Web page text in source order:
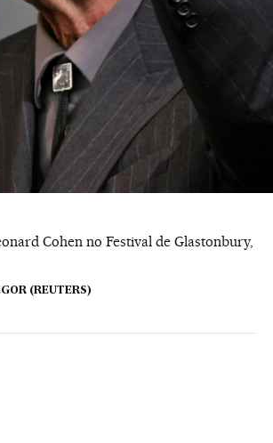
Cohen no Festival de Glastonbury,
(REUTERS)